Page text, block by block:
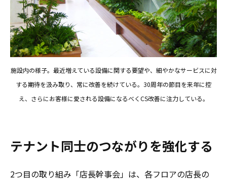
施設内の様子。最近増えている設備に関する要望や、細やかなサービスに対
する期待を汲み取り、常に改善を続けている。30周年の節目を来年に控
え、さらにお客様に愛される設備になるべくCS改善に注力している。
テナント同士のつながりを強化する
2つ目の取り組み「店長幹事会」は、各フロアの店長の